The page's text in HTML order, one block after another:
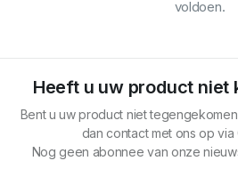
voldoen.
Heeft u uw product niet
Bent u uw product niet
dan contact met ons op
Nog geen abonnee van onze